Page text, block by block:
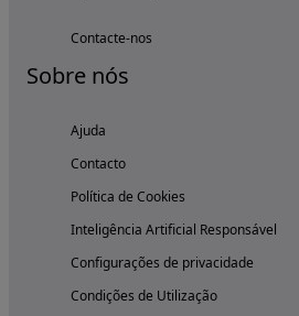
Contacte-nos
Sobre nós
Ajuda
Contacto
Política de Cookies
Inteligência Artificial Responsável
Configurações de privacidade
Condições de Utilização